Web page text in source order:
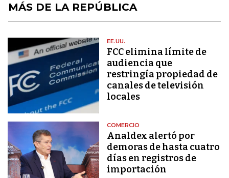
MÁS DE LA REPÚBLICA
EE.UU.
FCC elimina límite de
audiencia que
restringía propiedad de
canales de televisión
locales
COMERCIO
Analdex alertó por
demoras de hasta cuatro
días en registros de
importación